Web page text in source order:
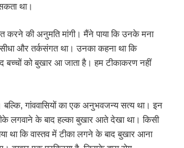
था।
करने की अनुमति मांगी। मैंने पाया कि उनके मना
और तर्कसंगत था। उनका कहना था कि
को बुखार आ जाता है। हम टीकाकरण नहीं
बल्कि, गांववासियों का एक अनुभवजन्य सत्य था। इन
लगवाने के बाद हल्का बुखार आते देखा था। किसी
था कि वास्तव में टीका लगने के बाद बुखार आना